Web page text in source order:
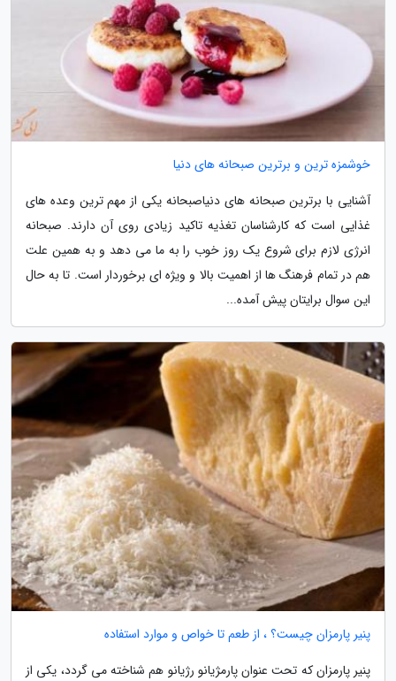
خوشمزه ترین و برترین صبحانه های دنیا
آشنایی با برترین صبحانه های دنیاصبحانه یکی از مهم ترین وعده های
غذایی است که کارشناسان تغذیه تاکید زیادی روی آن دارند. صبحانه
انرژی لازم برای شروع یک روز خوب را به ما می دهد و به همین علت
هم در تمام فرهنگ ها از اهمیت بالا و ویژه ای برخوردار است. تا به حال
این سوال برایتان پیش آمده...
پنیر پارمزان چیست؟ ، از طعم تا خواص و موارد استفاده
پنیر پارمزان که تحت عنوان پارمژیانو رژیانو هم شناخته می گردد، یکی از